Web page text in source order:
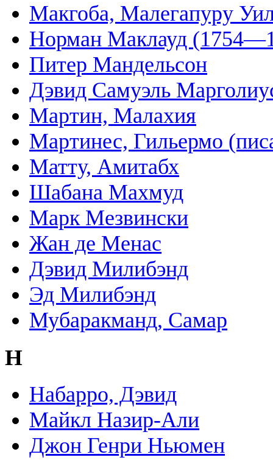
Макгоба, Малегапуру
Норман Маклауд
Питер Мандельсон
Дэвид Самуэль
Мартин, Малахия
Мартинес, Гильермо
Матту, Амитабх
Шабана Махмуд
Марк Мезвински
Жан де Менас
Дэвид Милибэнд
Эд Милибэнд
Мубаракманд, Самар
Н
Набарро, Дэвид
Майкл Назир-Али
Джон Генри Ньюмен